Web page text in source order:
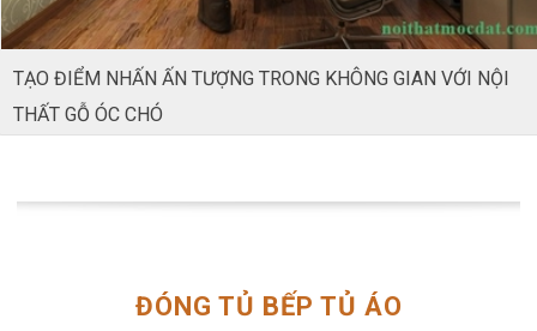
TẠO ĐIỂM NHẤN ẤN TƯỢNG TRONG KHÔNG GIAN VỚI NỘI
THẤT GỖ ÓC CHÓ
ĐÓNG TỦ BẾP TỦ ÁO